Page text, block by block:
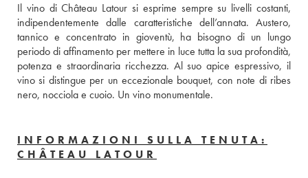
Il vino di Château Latour si esprime sempre su livelli costanti,
indipendentemente dalle caratteristiche dell’annata. Austero,
tannico e concentrato in gioventù, ha bisogno di un lungo
periodo di affinamento per mettere in luce tutta la sua profondità,
potenza e straordinaria ricchezza. Al suo apice espressivo, il
vino si distingue per un eccezionale bouquet, con note di ribes
nero, nocciola e cuoio. Un vino monumentale.
INFORMAZIONI SULLA TENUTA:
CHÂTEAU LATOUR